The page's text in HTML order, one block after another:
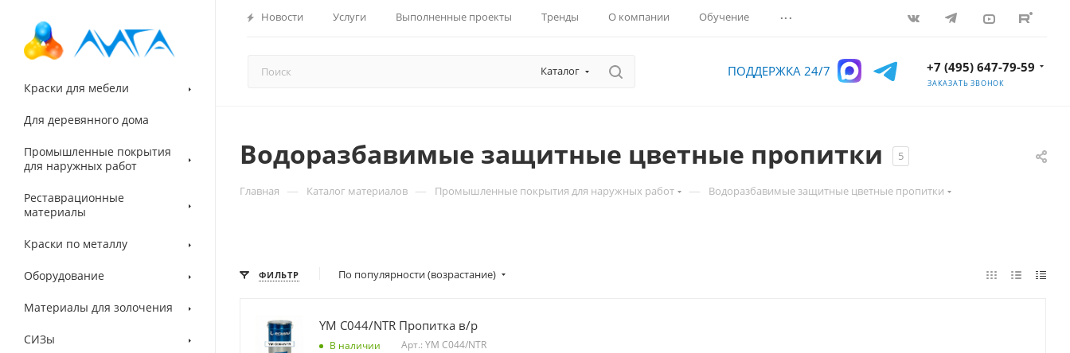
Новости Услуги Выполненные проекты Тренды О компании Обучение ...
Каталог ПОДДЕРЖКА 24/7 +7 (495) 647-79-59
ЗАКАЗАТЬ ЗВОНОК
Краски для мебели
Для деревянного дома
Промышленные покрытия
для наружных работ
Реставрационные
материалы
Краски по металлу
Оборудование
Материалы для золочения
СИЗы
Водоразбавимые защитные цветные пропитки 5
Главная — Каталог материалов — Промышленные покрытия для наружных работ — Водоразбавимые защитные цветные пропитки
ФИЛЬТР По популярности (возрастание)
YM C044/NTR Пропитка в/р
В наличии Арт.: YM C044/NTR